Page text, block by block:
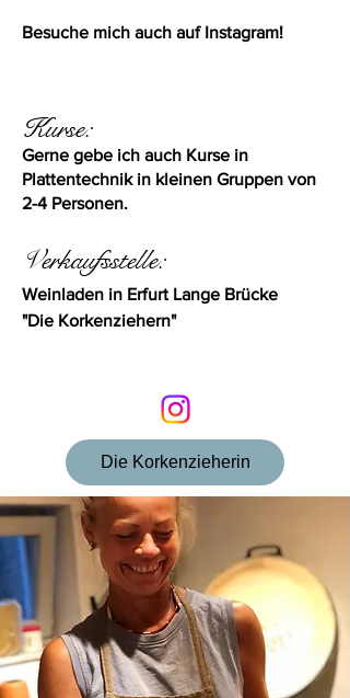
Besuche mich auch auf Instagram!
Kurse:
Gerne gebe ich auch Kurse in
Plattentechnik in kleinen Gruppen von
2-4 Personen.
Verkaufsstelle:
Weinladen in Erfurt Lange Brücke
"Die Korkenziehern"
Die Korkenzieherin